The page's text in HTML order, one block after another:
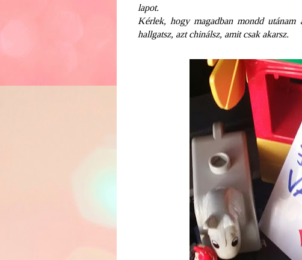
lapot.
Kérlek, hogy magadban mondd
hallgatsz, azt chinálsz, amit csak akarsz.